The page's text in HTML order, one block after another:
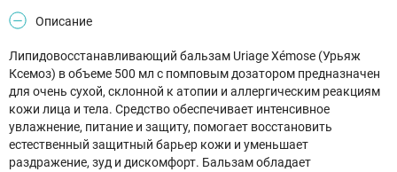
Описание
Липидовосстанавливающий бальзам Uriage Xémose (Урьяж
Ксемоз) в объеме 500 мл с помповым дозатором предназначен
для очень сухой, склонной к атопии и аллергическим реакциям
кожи лица и тела. Средство обеспечивает интенсивное
увлажнение, питание и защиту, помогает восстановить
естественный защитный барьер кожи и уменьшает
раздражение, зуд и дискомфорт. Бальзам обладает